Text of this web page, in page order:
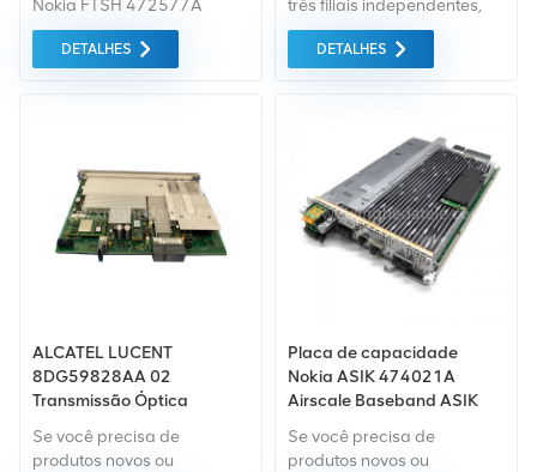
Nokia FTSH 472577A
CABO GPS MONTAGEM
100m Para Estação Base.
DETALHES
três filiais independentes,
que pode enviar e receber
simultaneamente sinais de
DETALHES
ALCATEL LUCENT
8DG59828AA 02
Transmissão Óptica
Se você precisa de
produtos novos ou
Placa de capacidade
Nokia ASIK 474021A
Airscale Baseband ASIK
Se você precisa de
produtos novos ou